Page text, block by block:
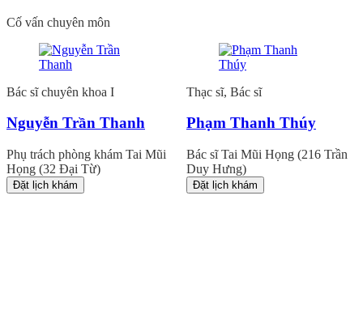
Cố vấn chuyên môn
Bác sĩ chuyên khoa I
Nguyễn Trần Thanh
Phụ trách phòng khám Tai Mũi
Họng (32 Đại Từ)
Đặt lịch khám
Thạc sĩ, Bác sĩ
Phạm Thanh Thúy
Bác sĩ Tai Mũi Họng (216 Trần
Duy Hưng)
Đặt lịch khám